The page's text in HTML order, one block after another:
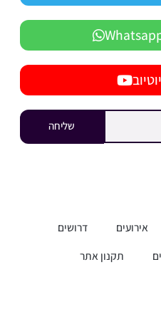
שליחה
אירועים
דרושים
תקנון אתר